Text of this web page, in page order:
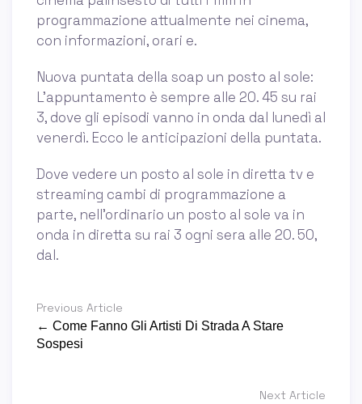
programmazione attualmente nei cinema,
con informazioni, orari e.
Nuova puntata della soap un posto al sole:
L’appuntamento è sempre alle 20. 45 su rai
3, dove gli episodi vanno in onda dal lunedì al
venerdì. Ecco le anticipazioni della puntata.
Dove vedere un posto al sole in diretta tv e
streaming cambi di programmazione a
parte, nell’ordinario un posto al sole va in
onda in diretta su rai 3 ogni sera alle 20. 50,
dal.
Previous Article
← Come Fanno Gli Artisti Di Strada A Stare
Sospesi
Next Article